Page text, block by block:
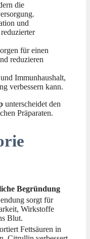
die
und
für einen
reduzieren
Immunhaushalt,
verbessern kann.
unterscheidet den
Präparaten.
Begründung
sorgt für
Wirkstoffe
Blut.
Fettsäuren in